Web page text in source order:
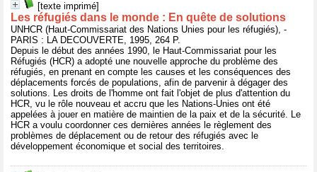
[texte imprimé]
Les réfugiés dans le monde : En quête de solutions
UNHCR (Haut-Commissariat des Nations Unies pour les réfugiés), -
PARIS : LA DECOUVERTE, 1995, 264 P.
Depuis le début des années 1990, le Haut-Commissariat pour les
Réfugiés (HCR) a adopté une nouvelle approche du problème des
réfugiés, en prenant en compte les causes et les conséquences des
déplacements forcés de populations, afin de parvenir à dégager des
solutions. Les droits de l'homme ont fait l'objet de plus d'attention du
HCR, vu le rôle nouveau et accru que les Nations-Unies ont été
appelées à jouer en matière de maintien de la paix et de la sécurité. Le
HCR a voulu coordonner ces dernières années le règlement des
problèmes de déplacement ou de retour des réfugiés avec le
développement économique et social des territoires.